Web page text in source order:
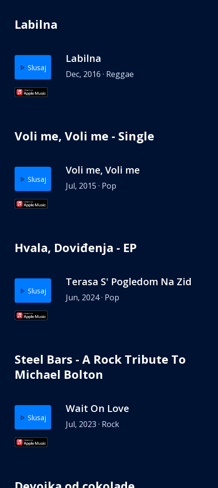
Labilna
Slusaj
Labilna
Dec, 2016 · Reggae
Voli me, Voli me - Single
Slusaj
Voli me, Voli me
Jul, 2015 · Pop
Hvala, Doviđenja - EP
Slusaj
Terasa S' Pogledom Na Zid
Jun, 2024 · Pop
Steel Bars - A Rock Tribute To
Michael Bolton
Slusaj
Wait On Love
Jul, 2023 · Rock